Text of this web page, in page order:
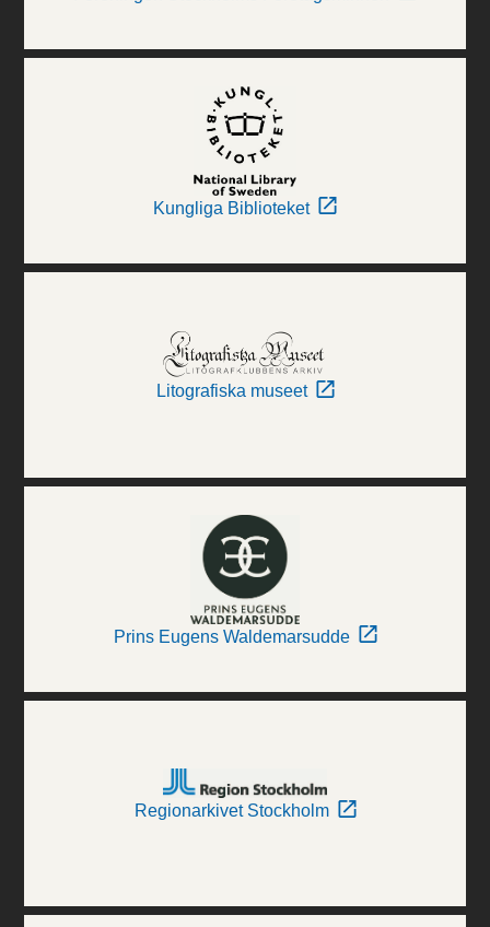
Kungliga Biblioteket
Litografiska museet
Prins Eugens Waldemarsudde
Regionarkivet Stockholm